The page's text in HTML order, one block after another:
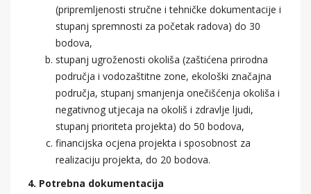
(pripremljenosti stručne i tehničke dokumentacije i
stupanj spremnosti za početak radova) do 30
bodova,
stupanj ugroženosti okoliša (zaštićena prirodna
područja i vodozaštitne zone, ekološki značajna
područja, stupanj smanjenja onečišćenja okoliša i
negativnog utjecaja na okoliš i zdravlje ljudi,
stupanj prioriteta projekta) do 50 bodova,
financijska ocjena projekta i sposobnost za
realizaciju projekta, do 20 bodova.
4. Potrebna dokumentacija